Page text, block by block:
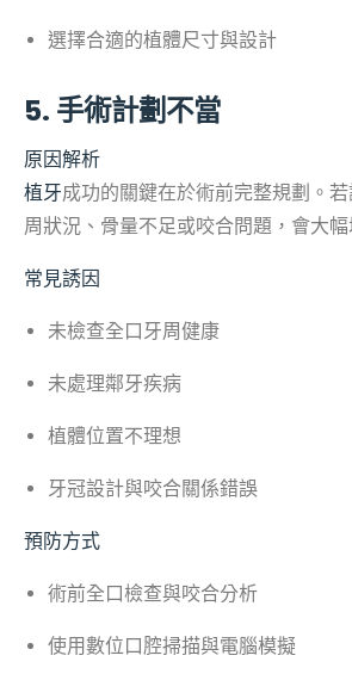
選擇合適的植體尺寸與設計
5. 手術計劃不當
原因解析
植牙成功的關鍵在於術前完整規劃。
周狀況、骨量不足或咬合問題，會大幅
常見誘因
未檢查全口牙周健康
未處理鄰牙疾病
植體位置不理想
牙冠設計與咬合關係錯誤
預防方式
術前全口檢查與咬合分析
使用數位口腔掃描與電腦模擬